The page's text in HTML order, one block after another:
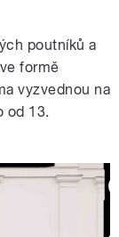
poutníků a
formě
vyzvednou na
od 13.